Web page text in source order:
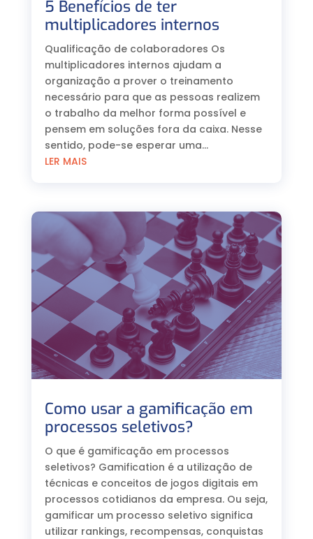
5 Benefícios de ter
multiplicadores internos
Qualificação de colaboradores Os
multiplicadores internos ajudam a
organização a prover o treinamento
necessário para que as pessoas realizem
o trabalho da melhor forma possível e
pensem em soluções fora da caixa. Nesse
sentido, pode-se esperar uma...
LER MAIS
Como usar a gamificação em
processos seletivos?
O que é gamificação em processos
seletivos? Gamification é a utilização de
técnicas e conceitos de jogos digitais em
processos cotidianos da empresa. Ou seja,
gamificar um processo seletivo significa
utilizar rankings, recompensas, conquistas